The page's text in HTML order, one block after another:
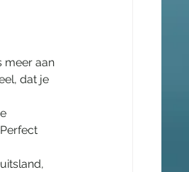
meer aan
dat je